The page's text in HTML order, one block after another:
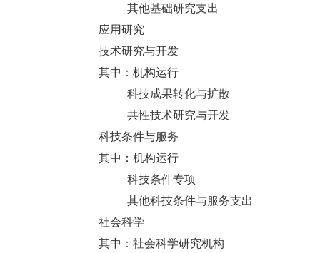
其他基础研究支出
应用研究
技术研究与开发
其中：机构运行
科技成果转化与扩散
共性技术研究与开发
科技条件与服务
其中：机构运行
科技条件专项
其他科技条件与服务支出
社会科学
其中：社会科学研究机构